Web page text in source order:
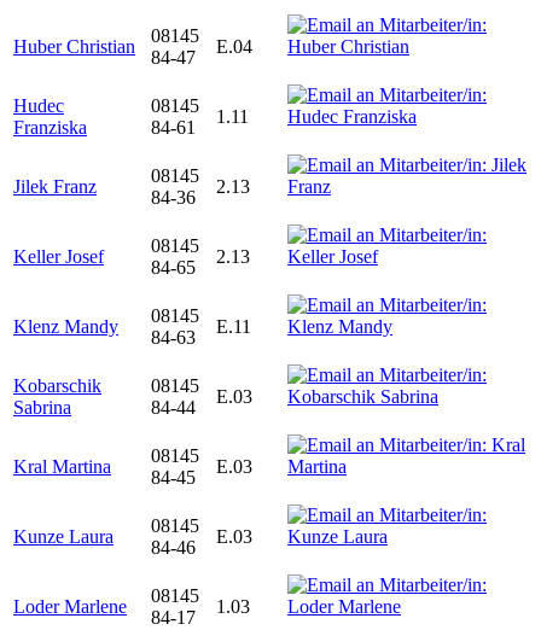
Huber Christian
08145
84-47
E.04
Hudec
Franziska
08145
84-61
1.11
Jilek Franz
08145
84-36
2.13
Keller Josef
08145
84-65
2.13
Klenz Mandy
08145
84-63
E.11
Kobarschik
Sabrina
08145
84-44
E.03
Kral Martina
08145
84-45
E.03
Kunze Laura
08145
84-46
E.03
Loder Marlene
08145
84-17
1.03